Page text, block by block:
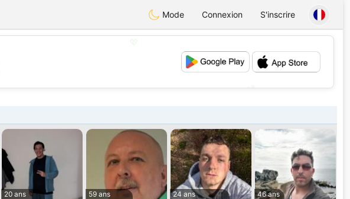
Mode Connexion S'inscrire
20 ans
59 ans
24 ans
46 ans